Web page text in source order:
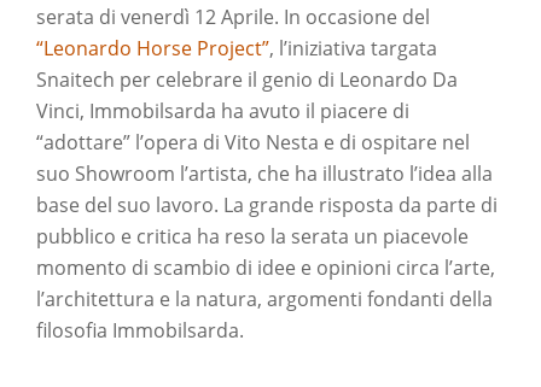
serata di venerdì 12 Aprile. In occasione del
“Leonardo Horse Project”, l’iniziativa targata
Snaitech per celebrare il genio di Leonardo Da
Vinci, Immobilsarda ha avuto il piacere di
“adottare” l’opera di Vito Nesta e di ospitare nel
suo Showroom l’artista, che ha illustrato l’idea alla
base del suo lavoro. La grande risposta da parte di
pubblico e critica ha reso la serata un piacevole
momento di scambio di idee e opinioni circa l’arte,
l’architettura e la natura, argomenti fondanti della
filosofia Immobilsarda.